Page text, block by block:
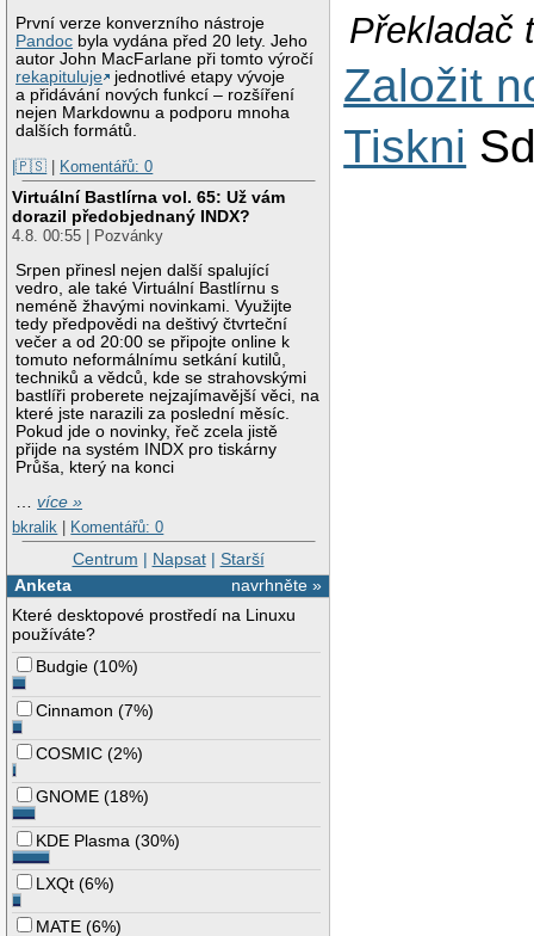
První verze konverzního nástroje
Pandoc byla vydána před 20 lety. Jeho
autor John MacFarlane při tomto výročí
rekapituluje
jednotlivé etapy vývoje
a přidávání nových funkcí – rozšíření
nejen Markdownu a podporu mnoha
dalších formátů.
|🇵🇸 | Komentářů: 0
Virtuální Bastlírna vol. 65: Už vám
dorazil předobjednaný INDX?
4.8. 00:55 | Pozvánky
Srpen přinesl nejen další spalující
vedro, ale také Virtuální Bastlírnu s
neméně žhavými novinkami. Využijte
tedy předpovědi na deštivý čtvrteční
večer a od 20:00 se připojte online k
tomuto neformálnímu setkání kutilů,
techniků a vědců, kde se strahovskými
bastlíři proberete nejzajímavější věci, na
které jste narazili za poslední měsíc.
Pokud jde o novinky, řeč zcela jistě
přijde na systém INDX pro tiskárny
Průša, který na konci
…více »
bkralik
Komentářů: 0
Centrum | Napsat| Starší
navrhněte »
Anketa
Které desktopové prostředí na Linuxu
používáte?
Budgie (10%)
Cinnamon (7%)
COSMIC (2%)
GNOME (18%)
KDE Plasma (30%)
LXQt (6%)
MATE (6%)
Překladač
Založit
Tiskni